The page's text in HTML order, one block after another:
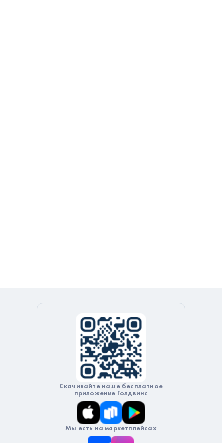
Скачивайте наше бесплатное
приложение Голдвинс
Мы есть на маркетплейсах